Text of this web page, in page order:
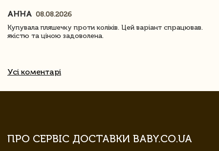
АННА 08.08.2026
Купувала пляшечку проти коліків. Цей варіант спрацював.
якістю та ціною задоволена.
Усі коментарі
ПРО СЕРВІС ДОСТАВКИ BABY.CO.UA